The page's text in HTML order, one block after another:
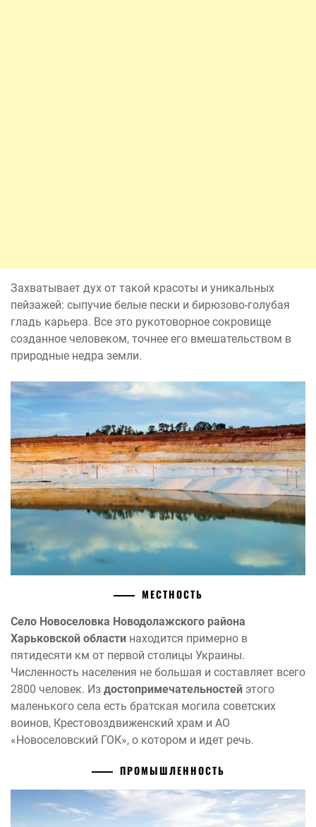
Захватывает дух от такой красоты и уникальных
пейзажей: сыпучие белые пески и бирюзово-голубая
гладь карьера. Все это рукотоворное сокровище
созданное человеком, точнее его вмешательством в
природные недра земли.
МЕСТНОСТЬ
Село Новоселовка Новодолажского района
Харьковской области находится примерно в
пятидесяти км от первой столицы Украины.
Численность населения не большая и составляет всего
2800 человек. Из достопримечательностей этого
маленького села есть братская могила советских
воинов, Крестовоздвиженский храм и АО
«Новоселовский ГОК», о котором и идет речь.
ПРОМЫШЛЕННОСТЬ